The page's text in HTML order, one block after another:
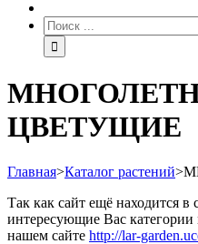
ЦВЕТУЩИЕ
Главная>Каталог растений>
Так как сайт ещё находится в
интересующие Вас
нашем сайте http://lar-